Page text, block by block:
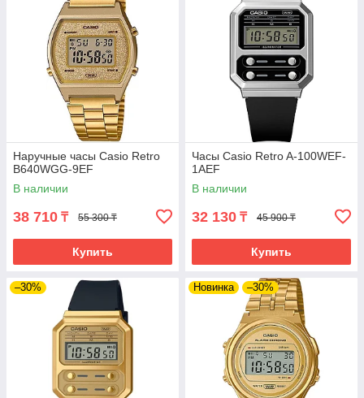
Наручные часы Casio Retro
B640WGG-9EF
В наличии
38 710 ₸ 55 300 ₸
Купить
Часы Casio Retro A-100WEF-
1AEF
В наличии
32 130 ₸ 45 900 ₸
Купить
–30% Новинка –30%